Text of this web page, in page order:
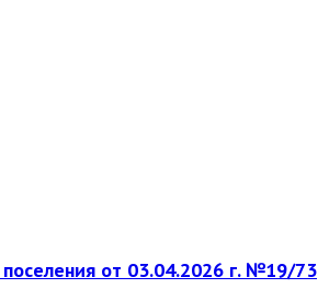
от 03.04.2026 г. №19/73